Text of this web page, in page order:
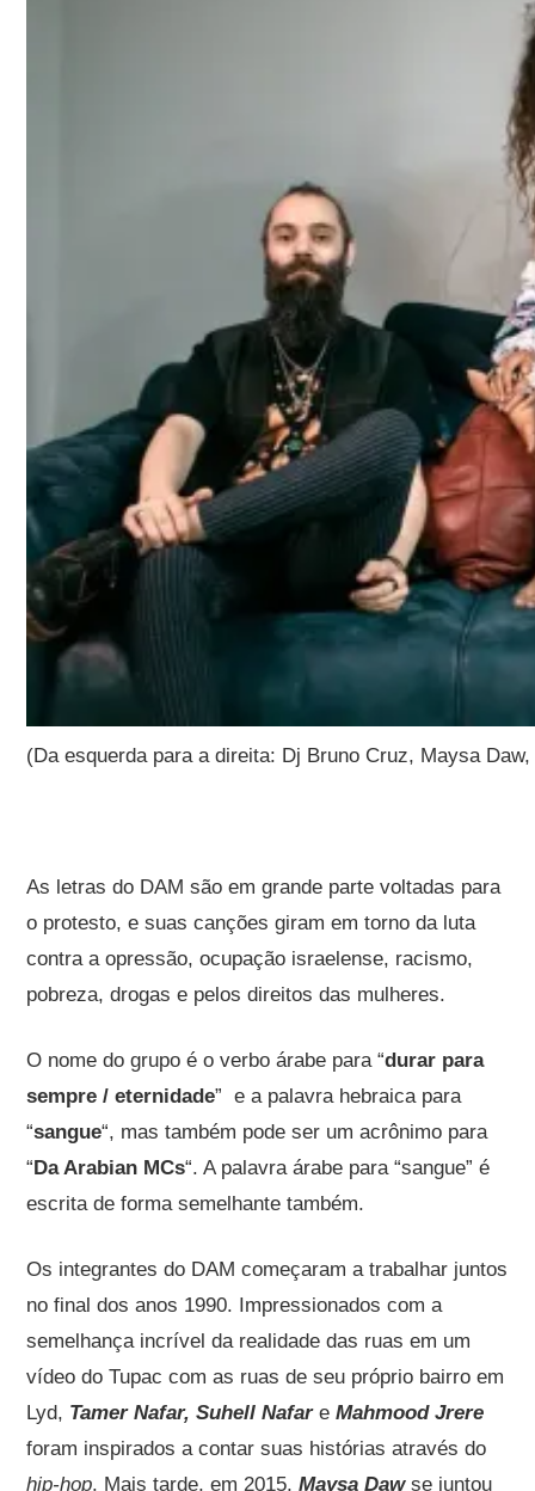
(Da esquerda para a direita: Dj Bruno Cruz, Maysa
As letras do DAM são em grande parte voltadas para
o protesto, e suas canções giram em torno da luta
contra a opressão, ocupação israelense, racismo,
pobreza, drogas e pelos direitos das mulheres.
O nome do grupo é o verbo árabe para “durar para
sempre / eternidade” e a palavra hebraica para
“sangue“, mas também pode ser um acrônimo para
“ Da Arabian MCs“. A palavra árabe para “sangue” é
escrita de forma semelhante também.
Os integrantes do DAM começaram a trabalhar juntos
no final dos anos 1990. Impressionados com a
semelhança incrível da realidade das ruas em um
vídeo do Tupac com as ruas de seu próprio bairro em
Lyd, Tamer Nafar, Suhell Nafar eMahmood Jrere
foram inspirados a contar suas histórias através do
hip-hop. Mais tarde, em 2015,Maysa Dawse juntou